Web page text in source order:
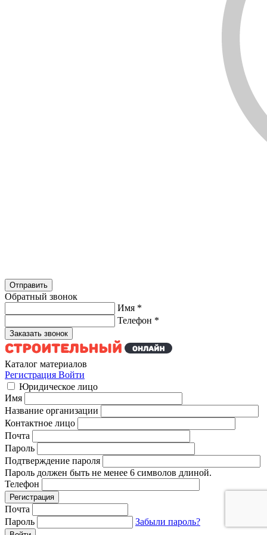
Обратный звонок
Имя *
Телефон *
Каталог материалов
Регистрация Войти
Юридическое лицо
Имя
Название организации
Контактное лицо
Почта
Пароль
Подтверждение пароля
Пароль должен быть не менее 6 символов длиной.
Телефон
Почта
Пароль
Забыли пароль?